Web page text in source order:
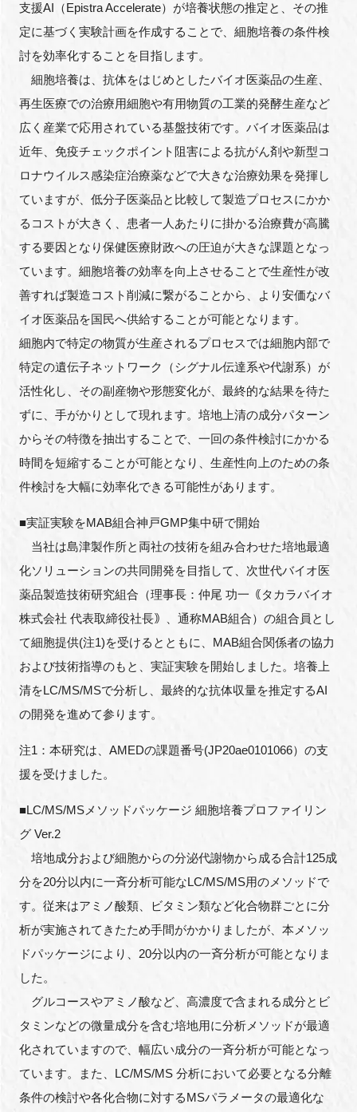
閉じる
支援AI（Epistra Accelerate）が培養状態の推定と、その推
定に基づく実験計画を作成することで、細胞培養の条件検
討を効率化することを目指します。
細胞培養は、抗体をはじめとしたバイオ医薬品の生産、
再生医療での治療用細胞や有用物質の工業的発酵生産など
広く産業で応用されている基盤技術です。バイオ医薬品は
近年、免疫チェックポイント阻害による抗がん剤や新型コ
ロナウイルス感染症治療薬などで大きな治療効果を発揮し
ていますが、低分子医薬品と比較して製造プロセスにかか
るコストが大きく、患者一人あたりに掛かる治療費が高騰
する要因となり保健医療財政への圧迫が大きな課題となっ
ています。細胞培養の効率を向上させることで生産性が改
善すれば製造コスト削減に繋がることから、より安価なバ
イオ医薬品を国民へ供給することが可能となります。
細胞内で特定の物質が生産されるプロセスでは細胞内部で
特定の遺伝子ネットワーク（シグナル伝達系や代謝系）が
活性化し、その副産物や形態変化が、最終的な結果を待た
ずに、手がかりとして現れます。培地上清の成分パターン
からその特徴を抽出することで、一回の条件検討にかかる
時間を短縮することが可能となり、生産性向上のための条
件検討を大幅に効率化できる可能性があります。
■実証実験をMAB組合神戸GMP集中研で開始
当社は島津製作所と両社の技術を組み合わせた培地最適
化ソリューションの共同開発を目指して、次世代バイオ医
薬品製造技術研究組合（理事長：仲尾 功一｟タカラバイオ
株式会社 代表取締役社長｠、通称MAB組合）の組合員とし
て細胞提供(注1)を受けるとともに、MAB組合関係者の協力
および技術指導のもと、実証実験を開始しました。培養上
清をLC/MS/MSで分析し、最終的な抗体収量を推定するAI
の開発を進めて参ります。
注1：本研究は、AMEDの課題番号(JP20ae0101066）の支
援を受けました。
■LC/MS/MSメソッドパッケージ 細胞培養プロファイリン
グ Ver.2
培地成分および細胞からの分泌代謝物から成る合計125成
分を20分以内に一斉分析可能なLC/MS/MS用のメソッドで
す。従来はアミノ酸類、ビタミン類など化合物群ごとに分
析が実施されてきたため手間がかかりましたが、本メソッ
ドパッケージにより、20分以内の一斉分析が可能となりま
した。
グルコースやアミノ酸など、高濃度で含まれる成分とビ
タミンなどの微量成分を含む培地用に分析メソッドが最適
化されていますので、幅広い成分の一斉分析が可能となっ
ています。また、LC/MS/MS 分析において必要となる分離
条件の検討や各化合物に対するMSパラメータの最適化な